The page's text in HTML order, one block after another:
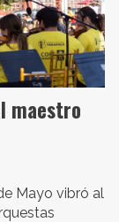
maestro
Mayo vibró al